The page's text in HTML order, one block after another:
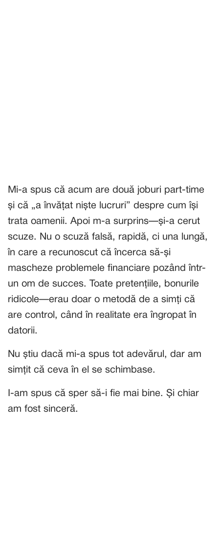
Mi-a spus că acum are două joburi part-time
și că „a învățat niște lucruri” despre cum își
trata oamenii. Apoi m-a surprins—și-a cerut
scuze. Nu o scuză falsă, rapidă, ci una lungă,
în care a recunoscut că încerca să-și
mascheze problemele financiare pozând într-
un om de succes. Toate pretențiile, bonurile
ridicole—erau doar o metodă de a simți că
are control, când în realitate era îngropat în
datorii.
Nu știu dacă mi-a spus tot adevărul, dar am
simțit că ceva în el se schimbase.
I-am spus că sper să-i fie mai bine. Și chiar
am fost sinceră.